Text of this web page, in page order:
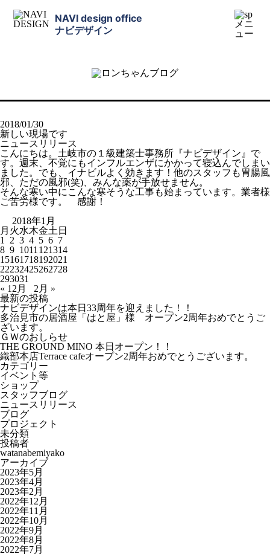
NAVI design office
ナビデザイン
2018年1月
月 火水木金土 日
1
2 3 4 5 6 7
8 9 1011 121314
15161718192021
22232425262728
293031
« 12月
2月 »
最新の投稿
ナビデザインは本日33周年を迎えました！！
多治見市の居酒屋「はと屋」様 オープン2周年おめでとうご
ざいます。
ＧＷのおしらせ
THE GROUND MINO 本日オープン！！
織部本店Terrace cafeオープン2周年おめでとうございます。
カテゴリー
イベント等
ショップ
スタッフブログ
ニュースリリース
ブログ
プロジェクト
未分類
投稿者
watanabemiyako
アーカイブ
2023年5月
2023年4月
2023年2月
2022年12月
2022年11月
2022年10月
2022年9月
2022年8月
2022年7月
2018/01/30
新しい現場です
ニュースリリース
こんにちは。土岐市の１級建築士事務所『ナビデザイン』で
す。週末、不覚にもインフルエンザにかかって寝込んでしまい
ました。でも、イナビルよく効きます！他のスタッフも胃腸風
邪、ただの風邪(笑)、みんな薬が手放せません。
そんな寒い中にこんな寒そうな工事も始まっています。業者様
ご苦労様です。 感謝！